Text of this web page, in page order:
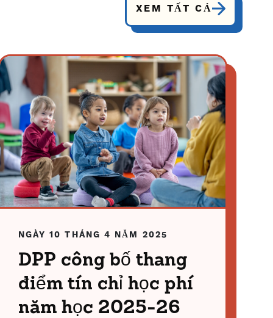
XEM TẤT CẢ
NGÀY 10 THÁNG 4 NĂM 2025
DPP công bố thang
điểm tín chỉ học phí
năm học 2025-26